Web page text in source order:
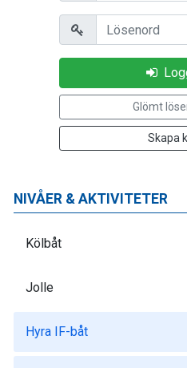
Lösenord
Glömt
Skapa
NIVÅER & AKTIVITETER
Kölbåt
Jolle
Hyra IF-båt